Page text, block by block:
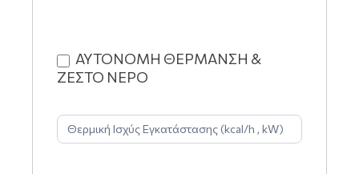
ΑΥΤΟΝΟΜΗ ΘΕΡΜΑΝΣΗ &
ΖΕΣΤΟ ΝΕΡΟ